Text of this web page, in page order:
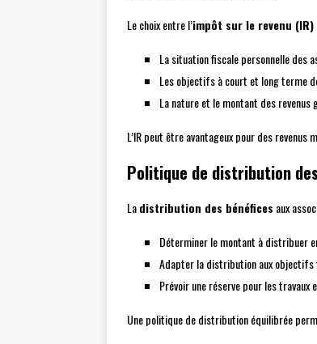
Le choix entre l’impôt sur le revenu (IR)
La situation fiscale personnelle des
Les objectifs à court et long terme
La nature et le montant des revenus
L’IR peut être avantageux pour des
Politique de distribution
Ladistribution des bénéfices aux
Déterminer le montant à distribuer
Adapter la distribution aux objectifs
Prévoir une réserve pour les travaux
Une politique de distribution équilibrée